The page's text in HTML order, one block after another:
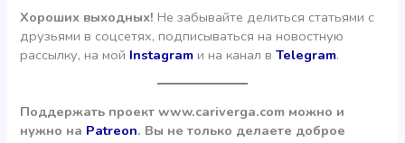
Хороших выходных!Не забывайте делиться статьями с
друзьями в соцсетях, подписываться на новостную
рассылку, на мой Instagram и на канал вTelegram.
Поддержать проект www.cariverga.com можно и
нужно на Patreon. Вы не только делаете доброе